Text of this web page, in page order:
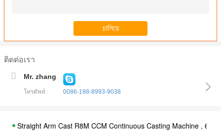
ติดต่อเรา
Mr. zhang
โทรศัพท์ : 0086-198-8993-9038
Straight Arm Cast R8M CCM Continuous Casting Machine , 60T